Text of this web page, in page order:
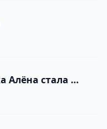
О том, как девочка Алёна стала женщиной